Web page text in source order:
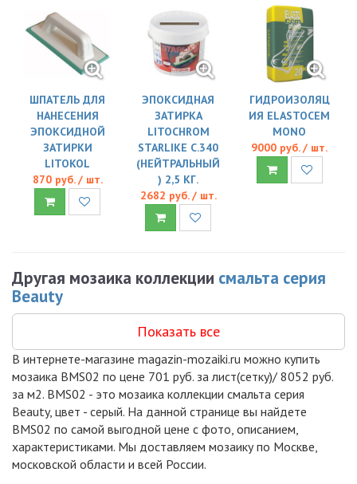
ШПАТЕЛЬ ДЛЯ
НАНЕСЕНИЯ
ЭПОКСИДНОЙ
ЗАТИРКИ
LITOKOL
870 руб. / шт.
ЭПОКСИДНАЯ
ЗАТИРКА
LITOCHROM
STARLIKE C.340
(НЕЙТРАЛЬНЫЙ
) 2,5 КГ.
2682 руб. / шт.
ГИДРОИЗОЛЯЦ
ИЯ ELASTOCEM
MONO
9000 руб. / шт.
Другая мозаика коллекции смальта серия
Beauty
Показать все
В интернете-магазине magazin-mozaiki.ru можно купить
мозаика BMS02 по цене 701 руб. за лист(сетку)/ 8052 руб.
за м2. BMS02 - это мозаика коллекции смальта серия
Beauty, цвет - серый. На данной странице вы найдете
BMS02 по самой выгодной цене с фото, описанием,
характеристиками. Мы доставляем мозаику по Москве,
московской области и всей России.